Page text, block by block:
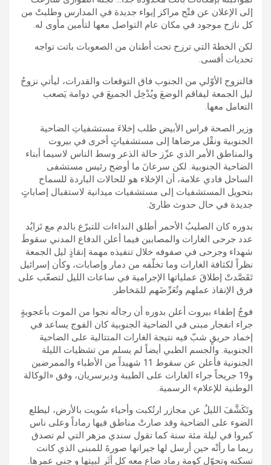
إلى الإعلان عن فتْح مراكز إيواء جديدة في المدارس وطلبتْ من
كل نازح موجود في مكان عام التواصل معها لتأمين مأوى له.
لكن الخطةَ التي ترزح تحت أطنان من الصعوبات باتت تواجه
تحديات أقسى.
فالنزوح الأوّلي من الجنوب فاق التوقعات والقدرات، ليأتي نزوحُ
ليل الجمعة ليفاقم الوضعَ ويُدْخِل الجميعَ في دوامة يَصعب
التعامل معها.
وزير الصحة فراس الأبيض طلب إخلاءَ مستشفياتِ الضاحية
الجنوبية ونقْل مرضاها إلى مستشفياتٍ أخرى في بيروت
والمناطق الأمر الذي عزّز حالة الذعر وسط الناس لاسيما أبناء
الضاحية الجنوبية. لكن سرعانَ ما أوضح رئيس مستشفى
الساحل فادي علامة، أن الإخلاء هو للحالات الباردة للسماح
بتحويل المستشفيات إلى مستشفيات ميدانية لاستقبال إصاباتٍ
جديدة في حال حدوث طارئ.
بدوره كان الصليبُ الأحمر أطلق النداءات للتبرّع بالدم مع تَزايُد
عدد جرحى الغارات والمصابين فيما أعلن الدفاع المدني سقوطَ
شهداء وجرحى في صفوفه خلال تنفيذه مهمة إنقاذٍ ليل الجمعة
نظراً لكثافة الغارات وما تخلّفه من دمار وإصابات، وكأن إسرائيل
تَقَصَّدتْ إطلاقَ عملياتها الإجرامية في ساعات الليل لتصعّب على
فرق الإنقاذ عملهم وتُعَرِّضَهم للمَخاطر.
فوجُ إطفاء بيروت أعلن بدوره أن رجالَه نجوا من الموت بأعجوبةٍ
جراء انفجار مبنى في الضاحية الجنوبية كان الفوج يساعد في
إخماد حريقٍ شبّ فيه نتيجة الغارات المتتالية على الضاحية
الجنوبية. والجسم الطبي أيضاً لم يسلم من تشظيات الليلة
الجنونية فأعلن عن سقوط 11 شهيداً من الأطباء والممرضين
و19 جريحاً جراء الغارات على الطيبة وديرسريان، وفق «الوكالة
الوطنية للإعلام» الرسمية.
وتَكَشَّفَ الليلُ عن مجازر ارتُكبت وأحياء سُويت بالأرض، ليطلع
الضوء على الضاحية وقد صارتْ مناطق فيها رماداً وعلى ناس
كبروا في ليلة مئة سنة كما تقول سندي مزهر التي لم تصدق
ريما ما رأتْه حين أرسل لها جيرانها صورةَ للمبنى الذي كانت
تسكنه وتحوّل كومة رماد ضاع معه كل أثَرٍ لبيتها و جنى عمرها.